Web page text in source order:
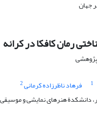
رمان کافکا در کرانه
پژوهشی
1 فرهاد ناظرزاده کرمانی2
دانشکدة هنرهای نمایشی و